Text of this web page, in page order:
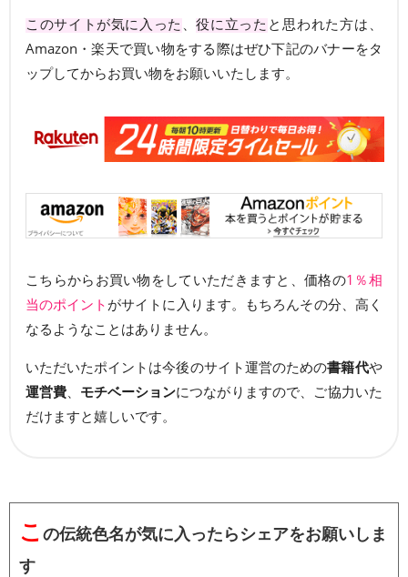
このサイトが気に入った 役に立った と思われた方は、
Amazon・楽天で買い物をする際はぜひ下記のバナーをタ
ップしてからお買い物をお願いいたします。
こちらからお買い物をしていただきますと、価格の1％相
当のポイント がサイトに入ります。もちろんその分、高く
なるようなことはありません。
いただいたポイントは今後のサイト運営のための書籍代や
運営費、 モチベーションにつながりますので、ご協力いた
だけますと嬉しいです。
こ の伝統色名が気に入ったらシェアをお願いしま
す